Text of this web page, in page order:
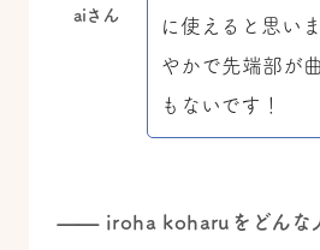
aiさん
に使えると思い
やかで先端部が
もないです！
—— iroha koharuをどんな